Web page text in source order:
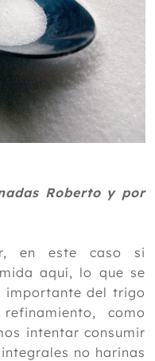
Roberto y por
en este caso si
aquí, lo que se
importante del trigo
como
intentar consumir
no harinas